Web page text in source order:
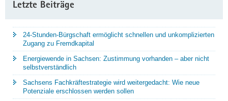
Letzte Beiträge
24-Stunden-Bürgschaft ermöglicht schnellen und unkomplizierten
Zugang zu Fremdkapital
Energiewende in Sachsen: Zustimmung vorhanden – aber nicht
selbstverständlich
Sachsens Fachkräftestrategie wird weitergedacht: Wie neue
Potenziale erschlossen werden sollen